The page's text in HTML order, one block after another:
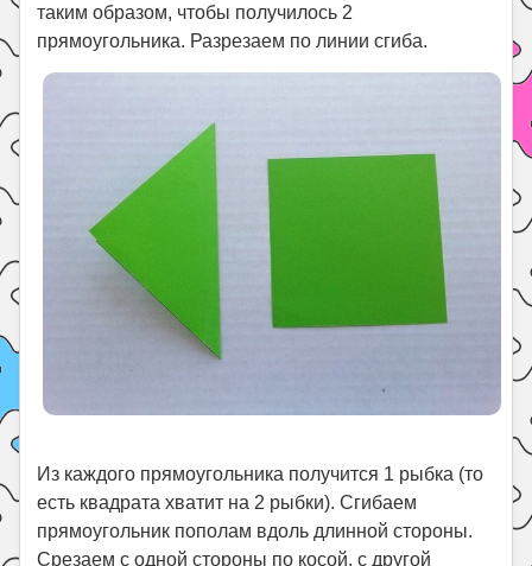
таким образом, чтобы получилось 2
прямоугольника. Разрезаем по линии сгиба.
Из каждого прямоугольника получится 1 рыбка (то
есть квадрата хватит на 2 рыбки). Сгибаем
прямоугольник пополам вдоль длинной стороны.
Срезаем с одной стороны по косой, с другой